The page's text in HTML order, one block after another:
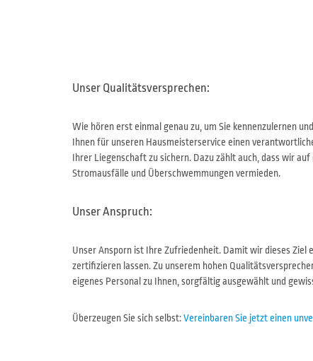
Unser Qualitätsversprechen:
Wie hören erst einmal genau zu, um Sie kennenzulernen
Ihnen für unseren Hausmeisterservice einen
Ihrer Liegenschaft zu sichern. Dazu zählt auch, dass wir
Stromausfälle und Überschwemmungen vermieden.
Unser Anspruch:
Unser Ansporn ist Ihre Zufriedenheit. Damit wir dieses
zertifizieren lassen. Zu unserem hohen
eigenes Personal zu Ihnen, sorgfältig ausgewählt und
Überzeugen Sie sich selbst:Vereinbaren Sie jetzt einen